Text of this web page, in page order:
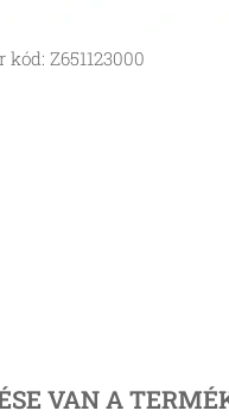
Z651123000
VAN A